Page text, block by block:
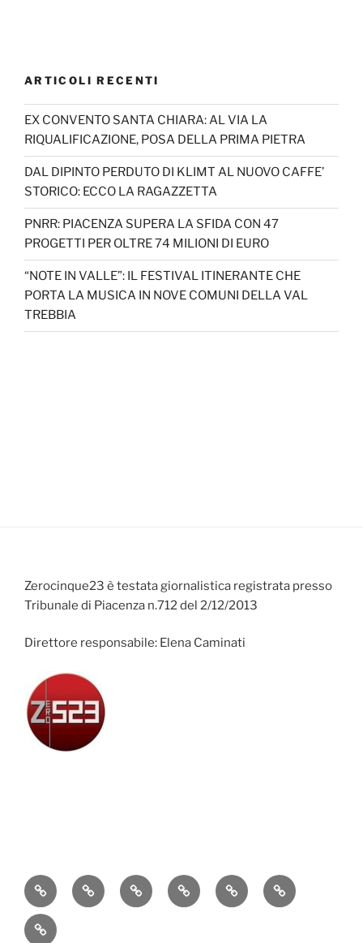
ARTICOLI RECENTI
EX CONVENTO SANTA CHIARA: AL VIA LA
RIQUALIFICAZIONE, POSA DELLA PRIMA PIETRA
DAL DIPINTO PERDUTO DI KLIMT AL NUOVO CAFFE’
STORICO: ECCO LA RAGAZZETTA
PNRR: PIACENZA SUPERA LA SFIDA CON 47
PROGETTI PER OLTRE 74 MILIONI DI EURO
“NOTE IN VALLE”: IL FESTIVAL ITINERANTE CHE
PORTA LA MUSICA IN NOVE COMUNI DELLA VAL
TREBBIA
Zerocinque23 è testata giornalistica registrata presso
Tribunale di Piacenza n.712 del 2/12/2013
Direttore responsabile: Elena Caminati
AttualitàCronacaPolitica EconomiaCultura Sport
Contatti